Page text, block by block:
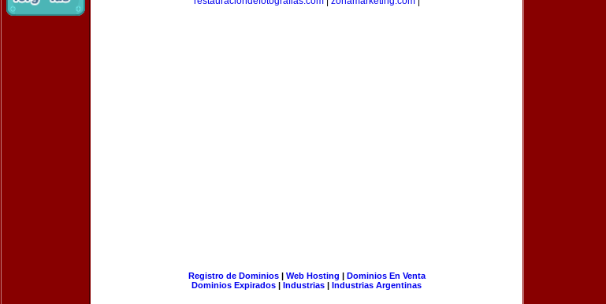
Registro de Dominios| Web Hosting | Dominios En Venta
Dominios Expirados | Industrias | Industrias Argentinas